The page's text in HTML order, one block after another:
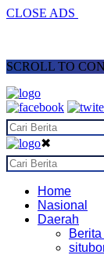
CLOSE ADS
SCROLL TO
✖
Home
Nasional
Daerah